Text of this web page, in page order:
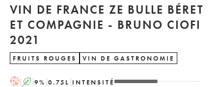
VIN DE FRANCE ZE BULLE BÉRET
ET COMPAGNIE - BRUNO CIOFI
2021
FRUITS ROUGES VIN DE GASTRONOMIE
H A 9% 0.75 L INTENSITÉ